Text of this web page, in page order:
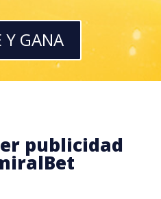
Y GANA
publicidad